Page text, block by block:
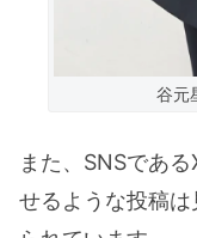
谷元
また、SNSであ
せるような投稿は